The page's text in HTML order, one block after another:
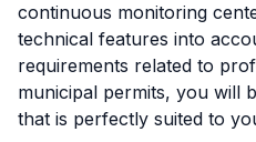
continuous monitoring
technical features into
requirements related to
municipal permits, you will
that is perfectly suited to